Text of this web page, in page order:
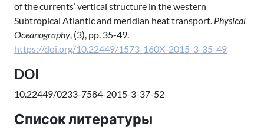
of the currents’ vertical structure in the western
Subtropical Atlantic and meridian heat transport. Physical
Oceanography, (3), pp. 35-49.
https://doi.org/10.22449/1573-160X-2015-3-35-49
DOI
10.22449/0233-7584-2015-3-37-52
Список литературы